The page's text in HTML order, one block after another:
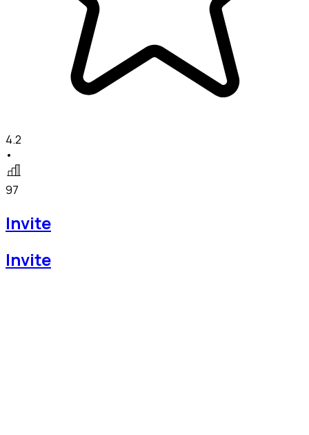
4.2
•
97
Invite
Invite